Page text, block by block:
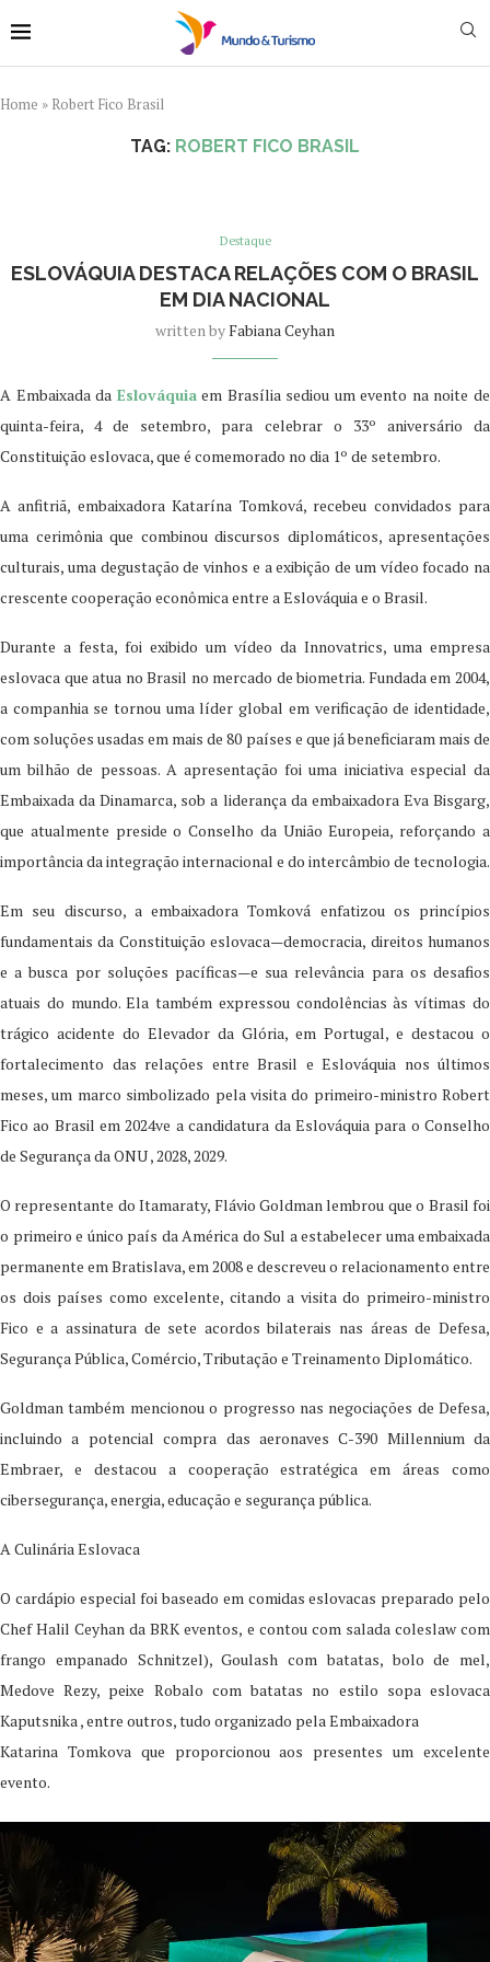
Home » Robert Fico Brasil
TAG: ROBERT FICO BRASIL
Destaque
ESLOVÁQUIA DESTACA RELAÇÕES COM O BRASIL
EM DIA NACIONAL
written byFabiana Ceyhan
A Embaixada da Eslováquiaem Brasília sediou um evento na noite de
quinta-feira, 4 de setembro, para celebrar o 33º aniversário da
Constituição eslovaca, que é comemorado no dia 1º de setembro.
A anfitriã, embaixadora Katarína Tomková, recebeu convidados para
uma cerimônia que combinou discursos diplomáticos, apresentações
culturais, uma degustação de vinhos e a exibição de um vídeo focado na
crescente cooperação econômica entre a Eslováquia e o Brasil.
Durante a festa, foi exibido um vídeo da Innovatrics, uma empresa
eslovaca que atua no Brasil no mercado de biometria. Fundada em 2004,
a companhia se tornou uma líder global em verificação de identidade,
com soluções usadas em mais de 80 países e que já beneficiaram mais de
um bilhão de pessoas. A apresentação foi uma iniciativa especial da
Embaixada da Dinamarca, sob a liderança da embaixadora Eva Bisgarg,
que atualmente preside o Conselho da União Europeia, reforçando a
importância da integração internacional e do intercâmbio de tecnologia.
Em seu discurso, a embaixadora Tomková enfatizou os princípios
fundamentais da Constituição eslovaca—democracia, direitos humanos
e a busca por soluções pacíficas—e sua relevância para os desafios
atuais do mundo. Ela também expressou condolências às vítimas do
trágico acidente do Elevador da Glória, em Portugal, e destacou o
fortalecimento das relações entre Brasil e Eslováquia nos últimos
meses, um marco simbolizado pela visita do primeiro-ministro Robert
Fico ao Brasil em 2024ve a candidatura da Eslováquia para o Conselho
de Segurança da ONU , 2028, 2029.
O representante do Itamaraty, Flávio Goldman lembrou que o Brasil foi
o primeiro e único país da América do Sul a estabelecer uma embaixada
permanente em Bratislava, em 2008 e descreveu o relacionamento entre
os dois países como excelente, citando a visita do primeiro-ministro
Fico e a assinatura de sete acordos bilaterais nas áreas de Defesa,
Segurança Pública, Comércio, Tributação e Treinamento Diplomático.
Goldman também mencionou o progresso nas negociações de Defesa,
incluindo a potencial compra das aeronaves C-390 Millennium da
Embraer, e destacou a cooperação estratégica em áreas como
cibersegurança, energia, educação e segurança pública.
A Culinária Eslovaca
O cardápio especial foi baseado em comidas eslovacas preparado pelo
Chef Halil Ceyhan da BRK eventos, e contou com salada coleslaw com
frango empanado Schnitzel), Goulash com batatas, bolo de mel,
Medove Rezy, peixe Robalo com batatas no estilo sopa eslovaca
Kaputsnika , entre outros, tudo organizado pela Embaixadora
Katarina Tomkova que proporcionou aos presentes um excelente
evento.